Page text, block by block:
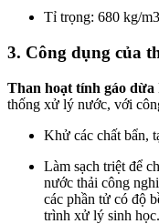
Tỉ trọng: 680 kg/
3. Công dụng của
Than hoạt tính gáo dừa
thống xử lý nước, với
Khử các chất bẩn,
Làm sạch triệt để
nước thải công
các phần tử có độ
trình xử lý sinh học.